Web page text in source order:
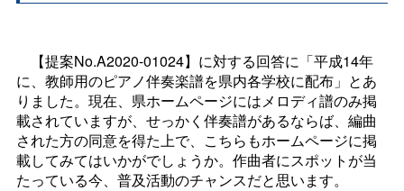
【提案No.A2020-01024】に対する回答に「平成14年
に、教師用のピアノ伴奏楽譜を県内各学校に配布」とあ
りました。現在、県ホームページにはメロディ譜のみ掲
載されていますが、せっかく伴奏譜があるならば、編曲
された方の同意を得た上で、こちらもホームページに掲
載してみてはいかがでしょうか。作曲者にスポットが当
たっている今、普及活動のチャンスだと思います。